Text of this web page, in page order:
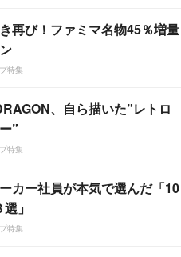
再び！ファミマ名物45％増量
特集
、自ら描いた”レトロ
”
特集
カー社員が本気で選んだ「10
」
特集